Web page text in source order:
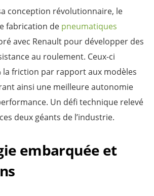
conception révolutionnaire, le
fabrication de pneumatiques
avec Renault pour développer des
au roulement. Ceux-ci
la friction par rapport aux modèles
ainsi une meilleure autonomie
Un défi technique relevé
deux géants de l’industrie.
embarquée et